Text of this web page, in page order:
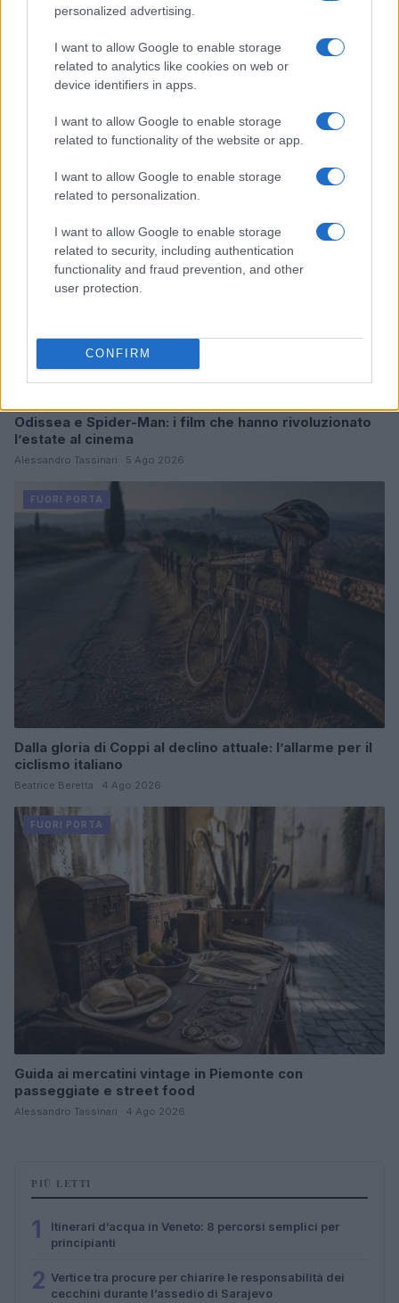
personalized advertising.
I want to allow Google to enable storage
related to analytics like cookies on web or
device identifiers in apps.
I want to allow Google to enable storage
related to functionality of the website or app.
I want to allow Google to enable storage
related to personalization.
I want to allow Google to enable storage
related to security, including authentication
functionality and fraud prevention, and other
user protection.
CONFIRM
Continua a leggere
FUORI PORTA
Odissea e Spider-Man: i film che hanno rivoluzionato
l’estate al cinema
Alessandro Tassinari · 5 Ago 2026
FUORI PORTA
Dalla gloria di Coppi al declino attuale: l’allarme per il
ciclismo italiano
Beatrice Beretta · 4 Ago 2026
FUORI PORTA
Guida ai mercatini vintage in Piemonte con
passeggiate e street food
Alessandro Tassinari · 4 Ago 2026
PIÙ LETTI
1
Itinerari d’acqua in Veneto: 8 percorsi semplici per
principianti
2 Vertice tra procure per chiarire le responsabilità dei
cecchini durante l’assedio di Sarajevo